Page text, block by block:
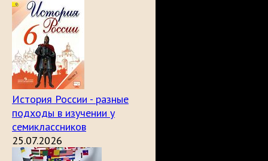
История России - разные
подходы в изучении у
семиклассников
25.07.2026